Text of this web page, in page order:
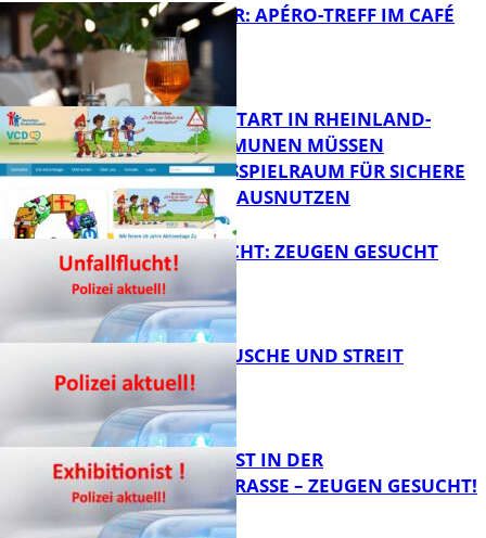
FB Kultur
HOT SUMMER: APÉRO-TREFF IM CAFÉ
LUMA
ZUM SCHULSTART IN RHEINLAND-
PFALZ: KOMMUNEN MÜSSEN
HANDLUNGSSPIELRAUM FÜR SICHERE
SCHULWEGE AUSNUTZEN
UNFALLFLUCHT: ZEUGEN GESUCHT
KNALLGERÄUSCHE UND STREIT
EXHIBITIONIST IN DER
VELMANNSTRASSE – ZEUGEN GESUCHT!